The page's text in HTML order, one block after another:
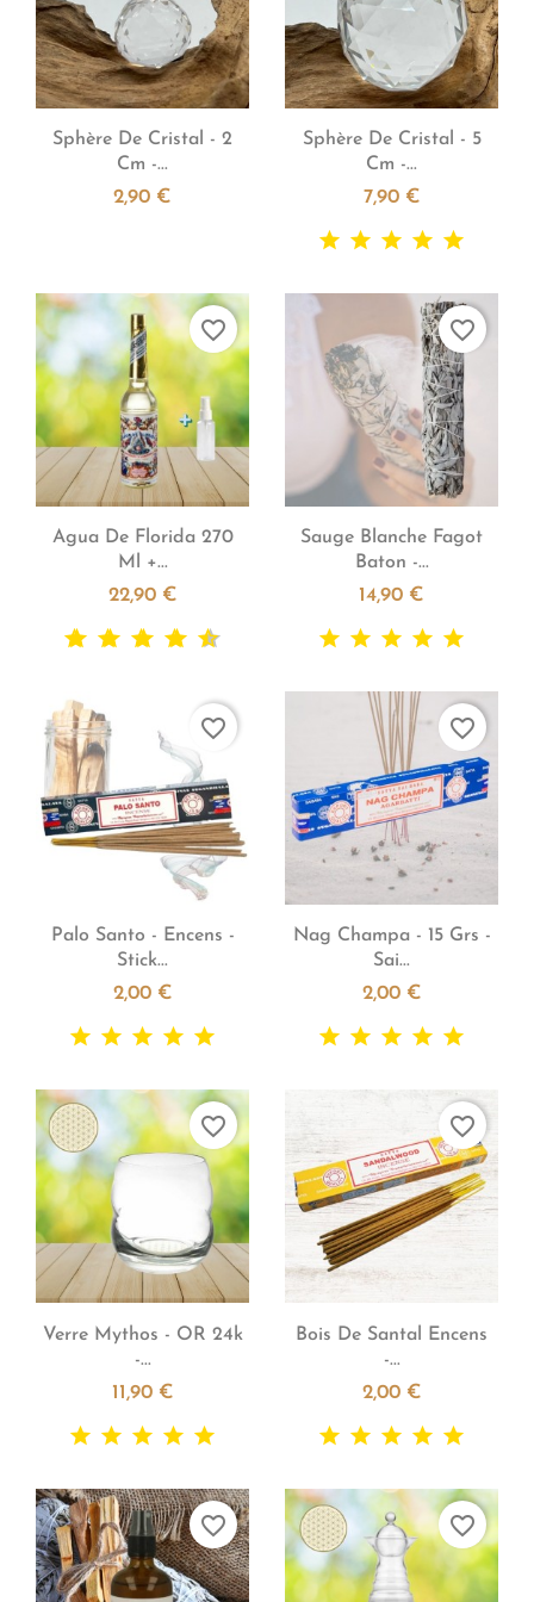
Aperçu rapide
Sphère De Cristal - 2
Cm -...
2,90 €
Aperçu rapide
Sphère De Cristal - 5
Cm -...
7,90 €
Aperçu rapide
Agua De Florida 270
Ml +...
22,90 €
favorite_border
Aperçu rapide
Sauge Blanche Fagot
Baton -...
14,90 €
favorite_border
 Aperçu rapide
Palo Santo - Encens -
Stick...
2,00 €
favorite_border
Aperçu rapide
Nag Champa - 15 Grs -
Sai...
2,00 €
favorite_border
 Aperçu rapide
Verre Mythos - OR 24k
-...
11,90 €
favorite_border
Aperçu rapide
Bois De Santal Encens
-...
2,00 €
favorite_border
favorite_border favorite_border